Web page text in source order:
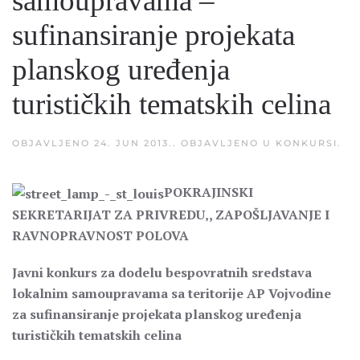
sufinansiranje projekata
planskog uređenja
turističkih tematskih celina
OBJAVLJENO 24. JUN 2013. . OBJAVLJENO U KONKURSI .
POKRAJINSKI
SEKRETARIJAT ZA PRIVREDU‚, ZAPOŠLJAVANJE I
RAVNOPRAVNOST POLOVA
Javni konkurs za dodelu bespovratnih sredstava
lokalnim samoupravama sa teritorije AP Vojvodine
za sufinansiranje projekata planskog uređenja
turističkih tematskih celina